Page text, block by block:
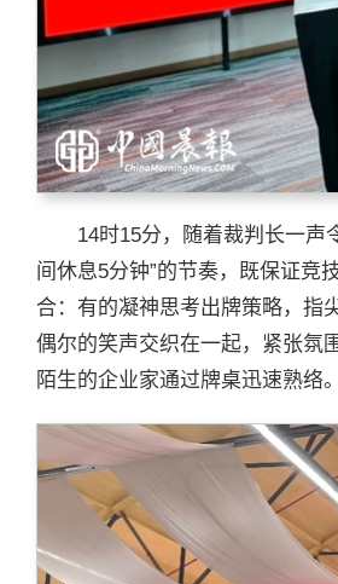
14时15分，随着裁判长一声
间休息5分钟”的节奏，既保证竞
合：有的凝神思考出牌策略，指
偶尔的笑声交织在一起，紧张氛
陌生的企业家通过牌桌迅速熟络